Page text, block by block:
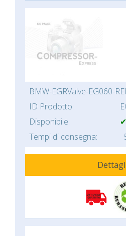
BMW-EGRValve-EG060-
ID Prodotto:
Disponibile:
Tempi di consegna: